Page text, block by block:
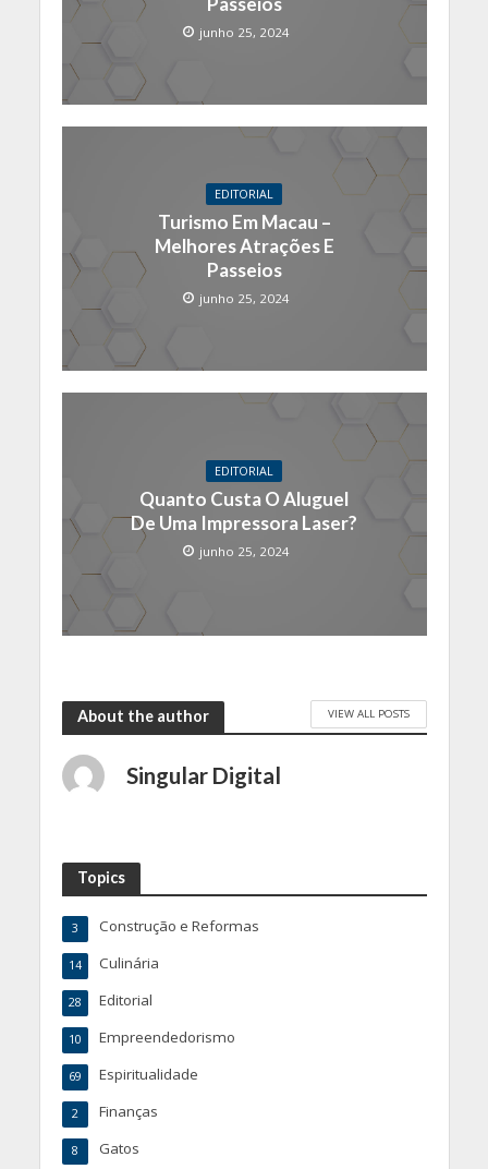
junho 25, 2024
EDITORIAL
Turismo Em Macau –
Melhores Atrações E
Passeios
junho 25, 2024
EDITORIAL
Quanto Custa O Aluguel
De Uma Impressora Laser?
junho 25, 2024
About the author VIEW ALL POSTS
Singular Digital
Topics
Construção e Reformas
3
Culinária
14
Editorial
28
Empreendedorismo
10
Espiritualidade
69
Finanças
2
Gatos
8